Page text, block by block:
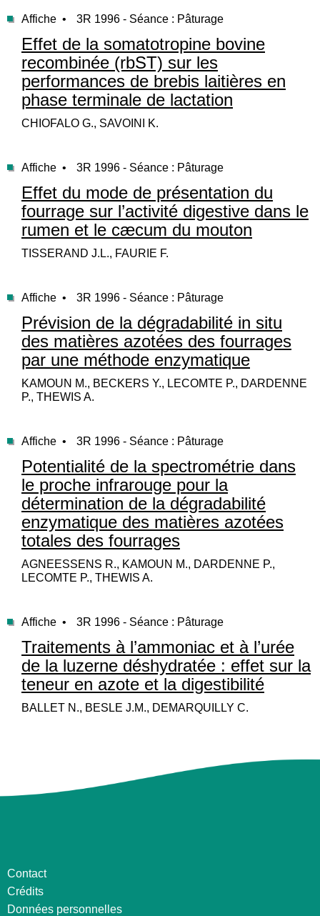
Affiche • 3R 1996 - Séance : Pâturage
Effet de la somatotropine bovine
recombinée (rbST) sur les
performances de brebis laitières en
phase terminale de lactation
CHIOFALO G., SAVOINI K.
Affiche • 3R 1996 - Séance : Pâturage
Effet du mode de présentation du
fourrage sur l’activité digestive dans le
rumen et le cæcum du mouton
TISSERAND J.L., FAURIE F.
Affiche • 3R 1996 - Séance : Pâturage
Prévision de la dégradabilité in situ
des matières azotées des fourrages
par une méthode enzymatique
KAMOUN M., BECKERS Y., LECOMTE P., DARDENNE
P., THEWIS A.
Affiche • 3R 1996 - Séance : Pâturage
Potentialité de la spectrométrie dans
le proche infrarouge pour la
détermination de la dégradabilité
enzymatique des matières azotées
totales des fourrages
AGNEESSENS R., KAMOUN M., DARDENNE P.,
LECOMTE P., THEWIS A.
Affiche • 3R 1996 - Séance : Pâturage
Traitements à l’ammoniac et à l’urée
de la luzerne déshydratée : effet sur la
teneur en azote et la digestibilité
BALLET N., BESLE J.M., DEMARQUILLY C.
Contact
Crédits
Données personnelles